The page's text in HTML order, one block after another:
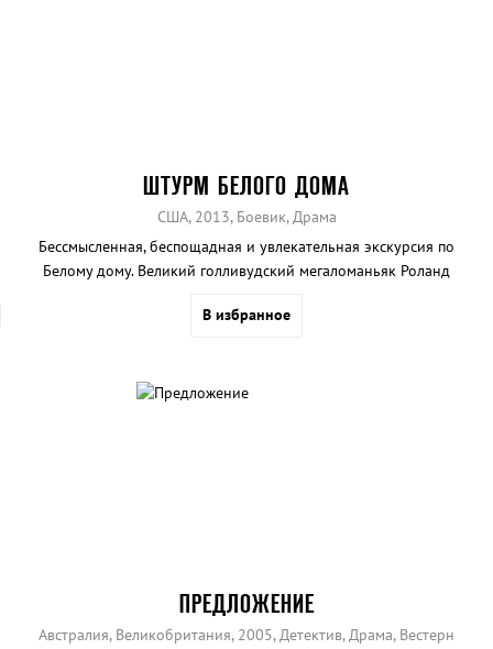
ШТУРМ БЕЛОГО ДОМА
США, 2013, Боевик, Драма
Бессмысленная, беспощадная и увлекательная экскурсия по
Белому дому. Великий голливудский мегаломаньяк Роланд
В избранное
ПРЕДЛОЖЕНИЕ
Австралия, Великобритания, 2005, Детектив, Драма, Вестерн